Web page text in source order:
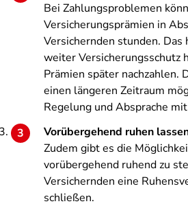
Bei Zahlungsproblemen
Versicherungsprämien in
Versichernden stunden.
weiter Versicherungsschutz
Prämien später nachzahlen.
einen längeren Zeitraum
Regelung und Absprache
Vorübergehend ruhen
Zudem gibt es die
vorübergehend ruhend zu
Versichernden eine
schließen.